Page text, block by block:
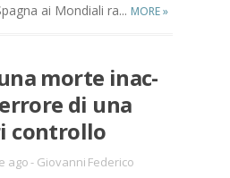
ai Mon­dia­li ra... MORE»
mor­te inac­
di una
con­trol­lo
ago- Giovanni Federico